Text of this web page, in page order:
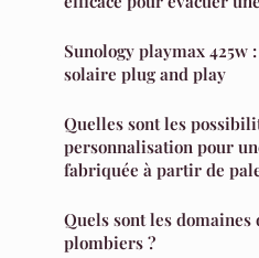
Sunology playmax
solaire plug and play
Quelles sont les
personnalisation pour
fabriquée à partir de
Quels sont les
plombiers ?